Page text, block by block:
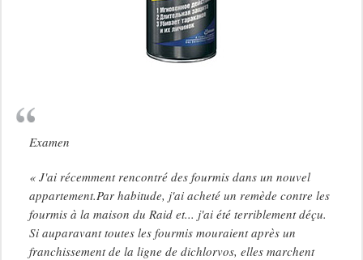
Examen
« J'ai récemment rencontré des fourmis dans un nouvel
appartement.Par habitude, j'ai acheté un remède contre les
fourmis à la maison du Raid et... j'ai été terriblement déçu.
Si auparavant toutes les fourmis mouraient après un
franchissement de la ligne de dichlorvos, elles marchent